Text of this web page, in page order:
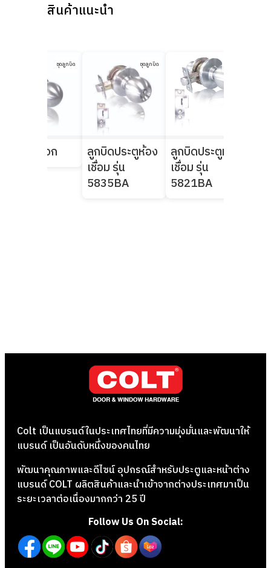
สินค้าแนะนำ
ชุดลูกบิด
ลูกบิดหลอก
ชุดลูกบิด
ลูกบิดประตูห้อง
เชื่อม รุ่น
5835BA
ลูกบิดประตูห้อง
เชื่อม รุ่น
5821BA
Colt เป็นแบรนด์ในประเทศไทยที่มีความมุ่งมั่นและพัฒนาให้
แบรนด์ เป็นอันดับหนึ่งของคนไทย
พัฒนาคุณภาพและดีไซน์ อุปกรณ์สำหรับประตูและหน้าต่าง
แบรนด์ COLT ผลิตสินค้าและนำเข้าจากต่างประเทศมาเป็น
ระยะเวลาต่อเนื่องมากกว่า 25 ปี
Follow Us On Social: